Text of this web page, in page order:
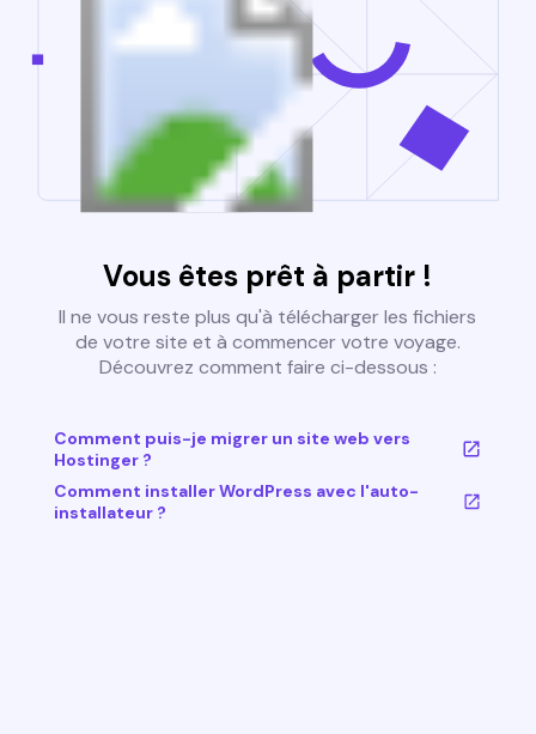
Vous êtes prêt à partir !
Il ne vous reste plus qu'à télécharger les fichiers
de votre site et à commencer votre voyage.
Découvrez comment faire ci-dessous :
Comment puis-je migrer un site web vers
Hostinger ?
Comment installer WordPress avec l'auto-
installateur ?